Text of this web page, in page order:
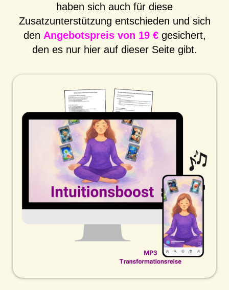
haben sich auch für diese
Zusatzunterstützung entschieden und sich
den Angebotspreis von 19 €gesichert,
den es nur hier auf dieser Seite gibt.